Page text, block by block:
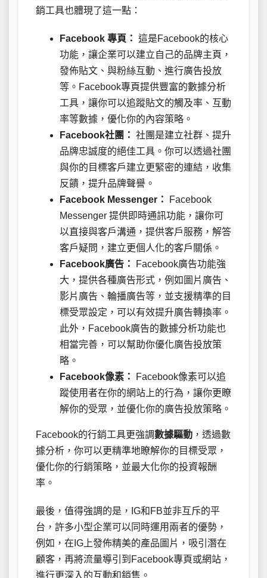
銷工具也體現了這一點：
Facebook 專頁： 這是Facebook的核心
功能，讓企業可以建立自己的品牌主頁，
發佈貼文、與粉絲互動、進行廣告投放
等。Facebook專頁提供豐富的數據分析
工具，讓你可以追蹤貼文的觸及率、互動
率等數據，優化你的內容策略。
Facebook社團： 社團是建立社群、提升
品牌忠誠度的絕佳工具。你可以透過社團
與你的目標客戶建立更緊密的連結，收集
反饋，提升品牌聲譽。
Facebook Messenger：
Facebook
Messenger 提供即時通訊功能，讓你可
以直接與客戶溝通，提供客戶服務，解答
客戶疑問，建立更個人化的客戶關係。
Facebook廣告：
Facebook廣告功能強
大，提供各種廣告形式，例如圖片廣告、
影片廣告、輪播廣告等，並支援精準的目
標受眾設定，可以有效提升廣告轉換率。
此外，Facebook廣告的數據分析功能也
相當完善，可以幫助你優化廣告投放策
略。
Facebook像素：
Facebook像素可以追
蹤使用者在你的網站上的行為，讓你更瞭
解你的受眾，並優化你的廣告投放策略。
Facebook的行銷工具更強調數據驅動 ，透過數
據分析，你可以更精準地瞭解你的目標受眾，
優化你的行銷策略，並最大化你的投資報酬
率。
最後，值得強調的是，IG和FB並非互斥的平
台，許多小型企業可以同時運用兩者的優勢，
例如，在IG上發佈精美的產品圖片，吸引潛在
顧客，再將流量導引到Facebook專頁或網站，
進行更深入的互動和銷售。